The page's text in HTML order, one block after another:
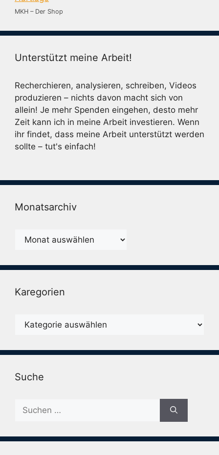
MKH – Der Shop
Unterstützt meine Arbeit!
Recherchieren, analysieren, schreiben, Videos
produzieren – nichts davon macht sich von
allein! Je mehr Spenden eingehen, desto mehr
Zeit kann ich in meine Arbeit investieren. Wenn
ihr findet, dass meine Arbeit unterstützt werden
sollte – tut's einfach!
Monatsarchiv
Monatsarchiv
Karegorien
Karegorien
Suche
nach: